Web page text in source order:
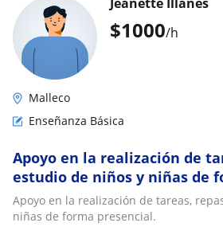
$1000/h
Malleco
Enseñanza Básica
Apoyo en la realización de
estudio de niños y niñas de
Apoyo en la realización de tareas,
niñas de forma presencial.